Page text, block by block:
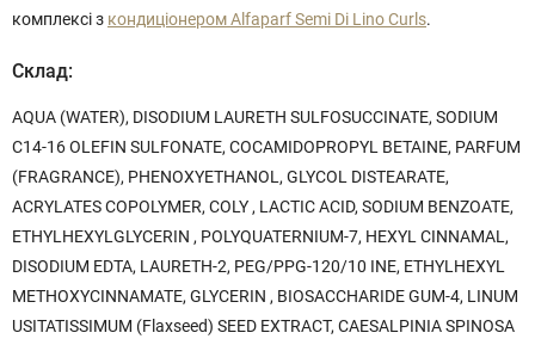
комплексі з кондиціонером Alfaparf Semi Di Lino Curls.
Склад:
AQUA (WATER), DISODIUM LAURETH SULFOSUCCINATE, SODIUM
C14-16 OLEFIN SULFONATE, COCAMIDOPROPYL BETAINE, PARFUM
(FRAGRANCE), PHENOXYETHANOL, GLYCOL DISTEARATE,
ACRYLATES COPOLYMER, COLY , LACTIC ACID, SODIUM BENZOATE,
ETHYLHEXYLGLYCERIN , POLYQUATERNIUM-7, HEXYL CINNAMAL,
DISODIUM EDTA, LAURETH-2, PEG/PPG-120/10 INE, ETHYLHEXYL
METHOXYCINNAMATE, GLYCERIN , BIOSACCHARIDE GUM-4, LINUM
USITATISSIMUM (Flaxseed) SEED EXTRACT, CAESALPINIA SPINOSA